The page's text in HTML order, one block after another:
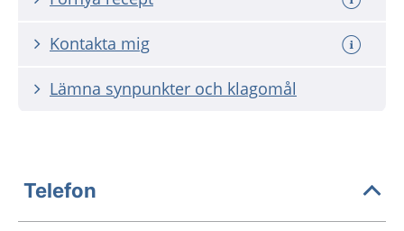
Kontakta mig
Lämna synpunkter och klagomål
Telefon